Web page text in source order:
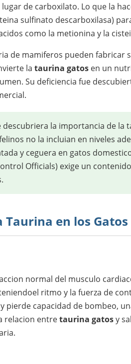
de carboxilato. Lo que la
sulfinato descarboxilasa)
como la metionina y la
de mamiferos pueden
la taurina gatos en un
Su deficiencia fue
descubriera la importancia de la
no la incluian en niveles
y ceguera en gatos
Officials) exige un
Taurina en los Gatos
normal del musculo
ritmo y la fuerza de
pierde capacidad de bombeo,
relacion entretaurina gatosy